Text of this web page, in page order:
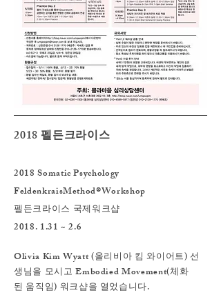
2018 펠든크라이스
2018 Somatic Psychology
FeldenkraisMethod®Workshop
펠든크라이스 국제워크샵
2018. 1.31 ~ 2.6
Olivia Kim Wyatt (올리비아 킴 와이어트) 선
생님을 모시고 Embodied Movement(체화
된 움직임) 워크샵을 열었습니다.